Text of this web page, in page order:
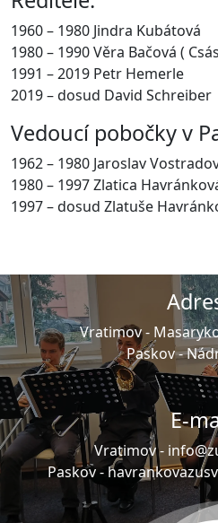
1960 – 1980 Jindra Kubátová
1980 – 1990 Věra Bačová (
1991 – 2019 Petr Hemerle
2019 – dosud David Schreiber
Vedoucí pobočky v
1962 – 1980 Jaroslav
1980 – 1997 Zlatica
1997 – dosud Zlatuše
Vratimov -
Paskov -
E-
Vratimov -
Paskov -